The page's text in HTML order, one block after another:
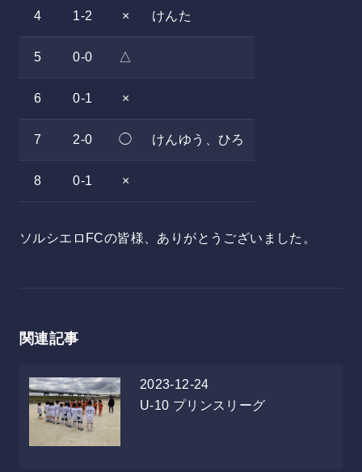
4 1-2 × けんた
5 0-0 △
6 0-1 ×
7 2-0 ◯ けんゆう、ひろ
8 0-1 ×
ソルシエロFCの皆様、ありがとうございました。
関連記事
2023-12-24
U-10 プリンスリーグ